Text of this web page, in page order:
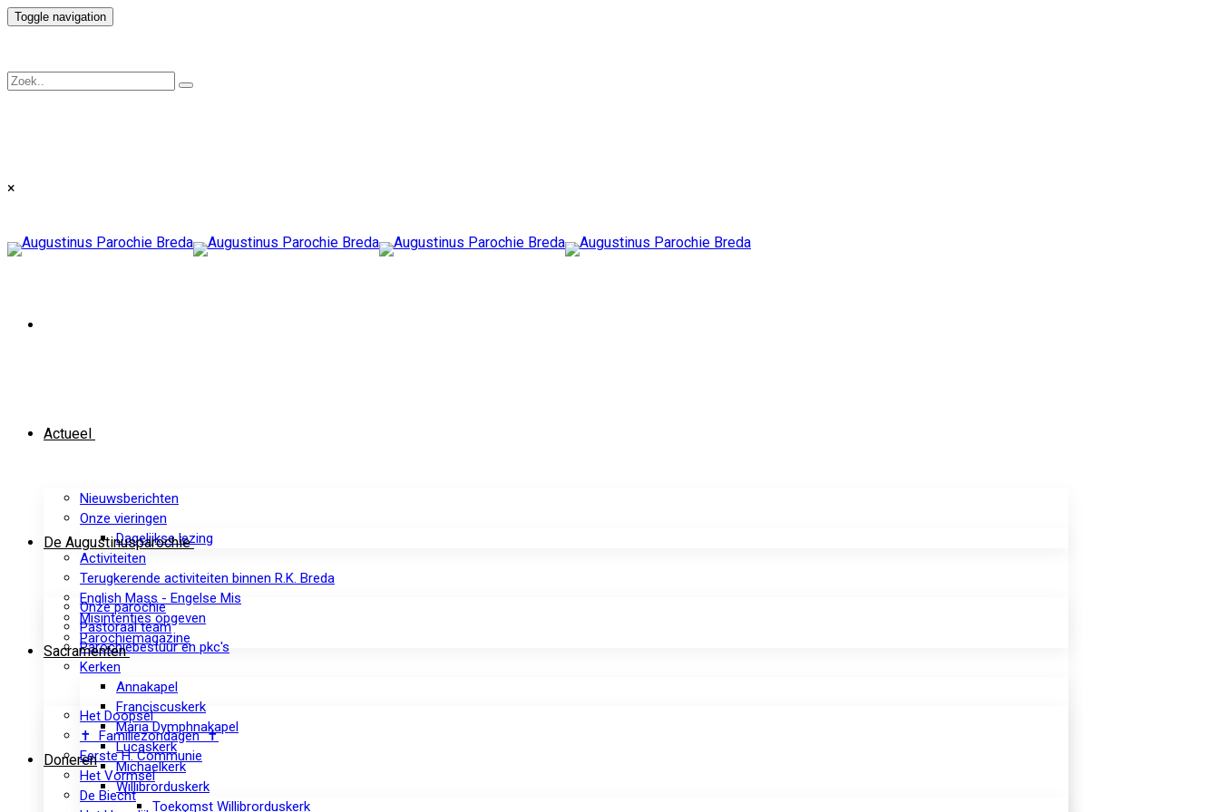
Toggle navigation
×
Actueel
Nieuwsberichten
Onze vieringen
Dagelijkse lezing
Activiteiten
Terugkerende activiteiten binnen R.K. Breda
English Mass - Engelse Mis
Misintenties opgeven
Parochiemagazine
De Augustinusparochie
Onze parochie
Pastoraal team
Parochiebestuur en pkc's
Kerken
Annakapel
Franciscuskerk
Maria Dymphnakapel
Lucaskerk
Michaelkerk
Willibrorduskerk
Toekomst Willibrorduskerk
Sacramenten
Het Doopsel
✝ Familiezondagen ✝
Eerste H. Communie
Het Vormsel
De Biecht
Doneren